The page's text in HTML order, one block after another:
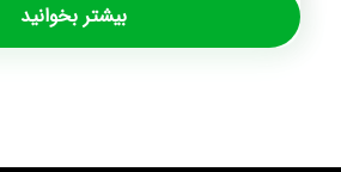
بیشتر بخوانید